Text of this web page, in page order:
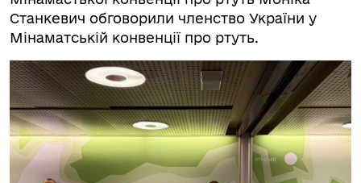
Станкевич обговорили членство України у
Мінаматській конвенції про ртуть.